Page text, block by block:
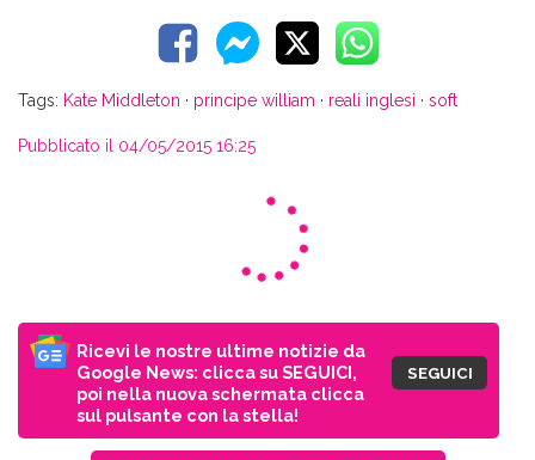
Tags: Kate Middleton · principe william · reali inglesi · soft
Pubblicato il 04/05/2015 16:25
Ricevi le nostre ultime notizie da
Google News: clicca su SEGUICI,
poi nella nuova schermata clicca
sul pulsante con la stella!
SEGUICI